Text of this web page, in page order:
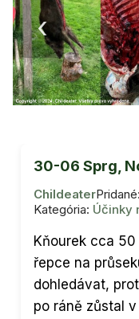
‹
30-06 Sprg,
Childeater
Kategória: Účinky
Kňourek cca
řepce na
dohledávat,
po ráně zůstal